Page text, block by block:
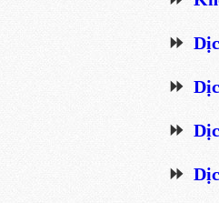
⏩
⏩
⏩
⏩